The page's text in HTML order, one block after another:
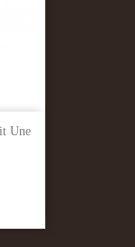
Une